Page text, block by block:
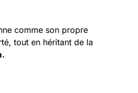
comme son propre
tout en héritant de la